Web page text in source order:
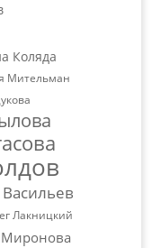
Коляда
Мительман
Лакницкий
Миронова